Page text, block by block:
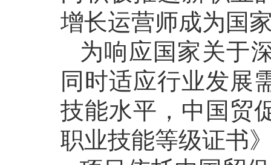
增长运营师成为国
为响应国家关于
同时适应行业发展
技能水平，中国贸
职业技能等级证书